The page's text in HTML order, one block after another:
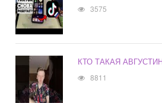
3575
КТО ТАКАЯ
8811